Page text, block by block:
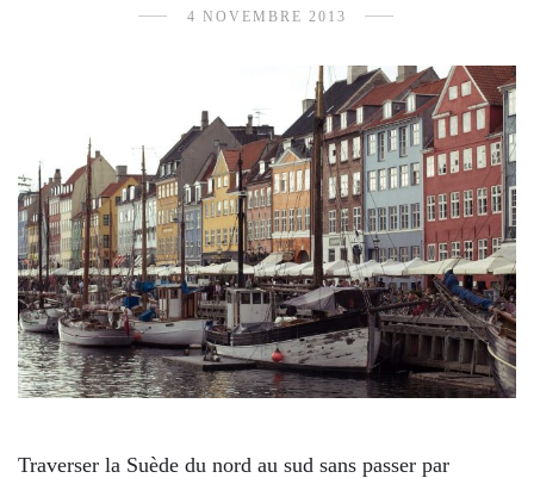
4 NOVEMBRE 2013
Traverser la Suède du nord au sud sans passer par